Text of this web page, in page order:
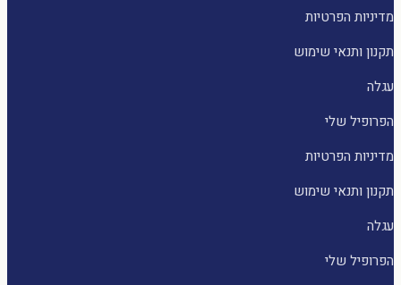
מדיניות הפרטיות
תקנון ותנאי שימוש
עגלה
הפרופיל שלי
מדיניות הפרטיות
תקנון ותנאי שימוש
עגלה
הפרופיל שלי